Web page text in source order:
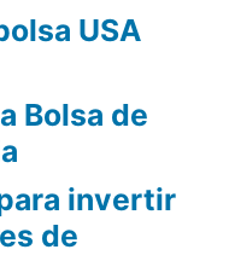
USA
Bolsa de
invertir
de